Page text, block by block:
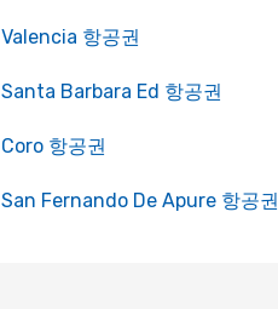
Valencia 항공권
Santa Barbara Ed 항공권
Coro 항공권
San Fernando De Apure 항공권